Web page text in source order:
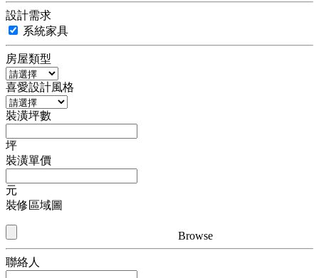
設計需求
系統家具
房屋類型
喜愛設計風格
裝潢坪數
坪
裝潢單價
元
裝修區域圖
Browse
聯絡人